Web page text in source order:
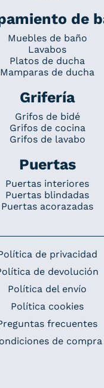
de
Muebles de baño
Lavabos
Platos de ducha
Mamparas de ducha
Grifería
Grifos de bidé
Grifos de cocina
Grifos de lavabo
Puertas
Puertas interiores
Puertas blindadas
Puertas acorazadas
de privacidad
de devolución
Política del envío
Política cookies
frecuentes
de compra